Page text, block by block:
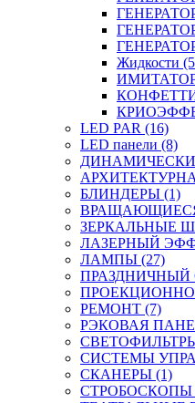
Жидкости
LED PAR (16)
LED панели (8)
БЛИНДЕРЫ (1)
ЗЕРКАЛЬНЫЕ
ЛАЗЕРНЫЙ
ЛАМПЫ (27)
ПРАЗДНИЧНЫЙ
РЕМОНТ (7)
РЭКОВАЯ
СИСТЕМЫ
СКАНЕРЫ (1)
СТРОБОСКОПЫ